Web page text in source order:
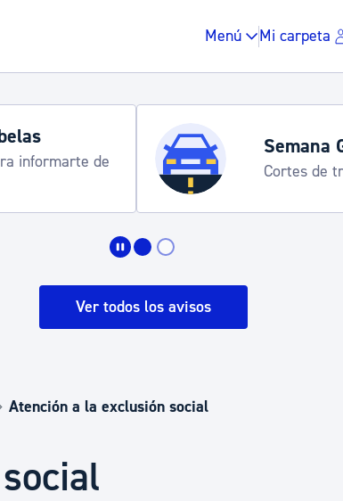
Menú Mi carpeta
Espacio público,
informarte de
Semana
Cortes de
Ver todos los avisos
Atención a la exclusión social